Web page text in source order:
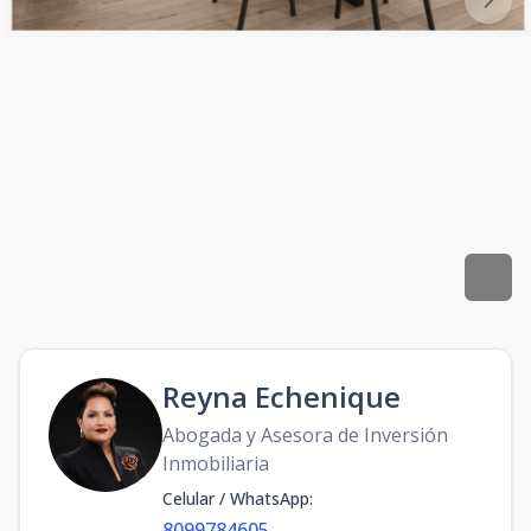
Reyna Echenique
Abogada y Asesora de Inversión
Inmobiliaria
Celular / WhatsApp: